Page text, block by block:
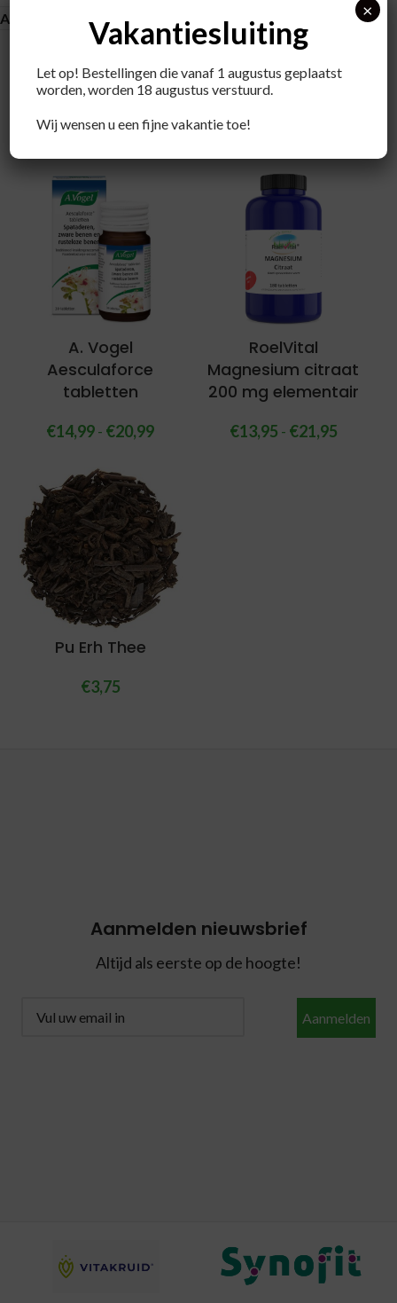
About brand
Recent bekeken producten
A. Vogel
Aesculaforce
tabletten
€14,99- €20,99
RoelVital
Magnesium citraat
200 mg elementair
€13,95 - €21,95
Pu Erh Thee
€3,75
Aanmelden nieuwsbrief
Altijd als eerste op de hoogte!
Aanmelden
Vakantiesluiting
Let op! Bestellingen die vanaf 1 augustus geplaatst
worden, worden 18 augustus verstuurd.
Wij wensen u een fijne vakantie toe!
×